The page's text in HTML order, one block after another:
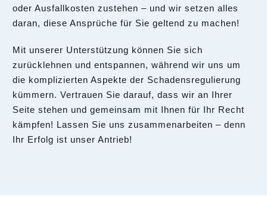
oder Ausfallkosten zustehen – und wir setzen alles
daran, diese Ansprüche für Sie geltend zu machen!
Mit unserer Unterstützung können Sie sich
zurücklehnen und entspannen, während wir uns um
die komplizierten Aspekte der Schadensregulierung
kümmern. Vertrauen Sie darauf, dass wir an Ihrer
Seite stehen und gemeinsam mit Ihnen für Ihr Recht
kämpfen! Lassen Sie uns zusammenarbeiten – denn
Ihr Erfolg ist unser Antrieb!